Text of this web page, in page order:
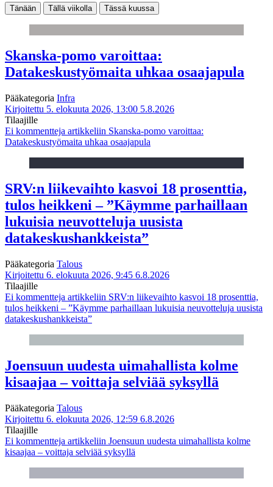
Tänään Tällä viikolla Tässä kuussa
Skanska-pomo varoittaa:
Datakeskustyömaita uhkaa osaajapula
Pääkategoria Infra
Kirjoitettu 5. elokuuta 2026, 13:00 5.8.2026
Tilaajille
Ei kommentteja artikkeliin Skanska-pomo varoittaa:
Datakeskustyömaita uhkaa osaajapula
SRV:n liikevaihto kasvoi 18 prosenttia,
tulos heikkeni – ”Käymme parhaillaan
lukuisia neuvotteluja uusista
datakeskushankkeista”
Pääkategoria Talous
Kirjoitettu 6. elokuuta 2026, 9:45 6.8.2026
Tilaajille
Ei kommentteja artikkeliin SRV:n liikevaihto kasvoi 18 prosenttia,
tulos heikkeni – ”Käymme parhaillaan lukuisia neuvotteluja uusista
datakeskushankkeista”
Joensuun uudesta uimahallista kolme
kisaajaa – voittaja selviää syksyllä
Pääkategoria Talous
Kirjoitettu 6. elokuuta 2026, 12:59 6.8.2026
Tilaajille
Ei kommentteja artikkeliin Joensuun uudesta uimahallista kolme
kisaajaa – voittaja selviää syksyllä